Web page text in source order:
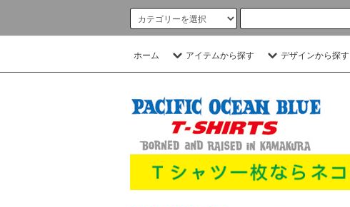
ホーム アイテムから探す デザインから探す